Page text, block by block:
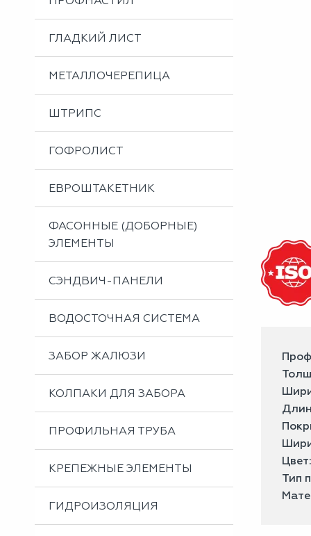
Металлоизделия
Проектирование вентилируемых фасадов
Вальцовка листового металла
ГЛАДКИЙ ЛИСТ
МЕТАЛЛОЧЕРЕПИЦА
ШТРИПС
ГОФРОЛИСТ
ЕВРОШТАКЕТНИК
ФАСОННЫЕ (ДОБОРНЫЕ)
ЭЛЕМЕНТЫ
СЭНДВИЧ-ПАНЕЛИ
ВОДОСТОЧНАЯ СИСТЕМА
ЗАБОР ЖАЛЮЗИ
КОЛПАКИ ДЛЯ ЗАБОРА
ПРОФИЛЬНАЯ ТРУБА
КРЕПЕЖНЫЕ ЭЛЕМЕНТЫ
ГИДРОИЗОЛЯЦИЯ
Тип